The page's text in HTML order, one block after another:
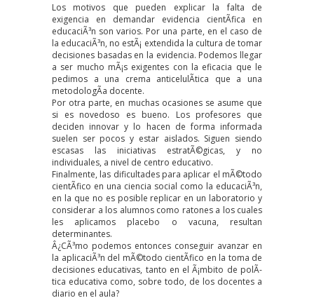
Los motivos que pueden explicar la falta de
exigencia en demandar evidencia cientÃ­fica en
educaciÃ³n son varios. Por una parte, en el caso de
la educaciÃ³n, no estÃ¡ extendida la cultura de tomar
decisiones basadas en la evidencia. Podemos llegar
a ser mucho mÃ¡s exigentes con la eficacia que le
pedimos a una crema anticelulÃ­tica que a una
metodologÃ­a docente.
Por otra parte, en muchas ocasiones se asume que
si es novedoso es bueno. Los profesores que
deciden innovar y lo hacen de forma informada
suelen ser pocos y estar aislados. Siguen siendo
escasas las iniciativas estratÃ©gicas, y no
individuales, a nivel de centro educativo.
Finalmente, las dificultades para aplicar el mÃ©todo
cientÃ­fico en una ciencia social como la educaciÃ³n,
en la que no es posible replicar en un laboratorio y
considerar a los alumnos como ratones a los cuales
les aplicamos placebo o vacuna, resultan
determinantes.
Â¿CÃ³mo podemos entonces conseguir avanzar en
la aplicaciÃ³n del mÃ©todo cientÃ­fico en la toma de
decisiones educativas, tanto en el Ã¡mbito de polÃ­
tica educativa como, sobre todo, de los docentes a
diario en el aula?